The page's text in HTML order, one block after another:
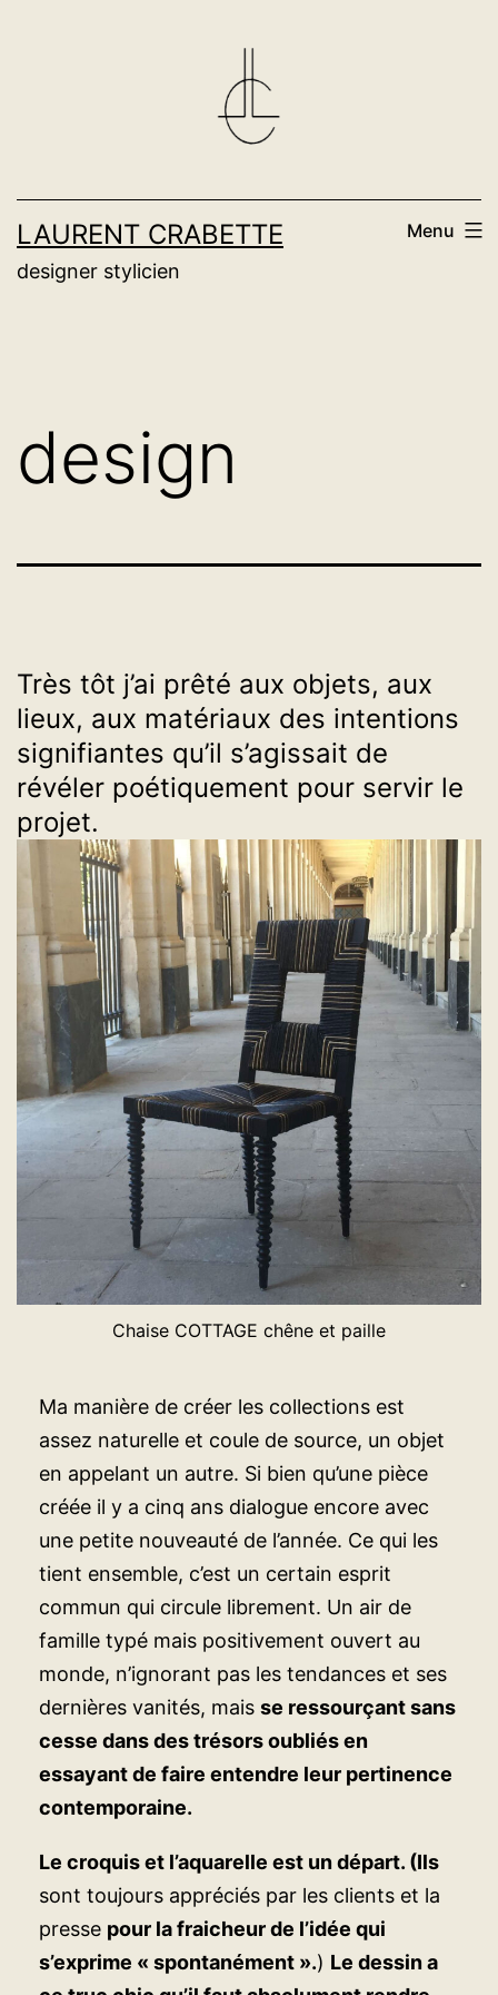
LAURENT CRABETTE
designer stylicien
Menu
design
Très tôt j’ai prêté aux objets, aux
lieux, aux matériaux des intentions
signifiantes qu’il s’agissait de
révéler poétiquement pour servir le
projet.
Chaise COTTAGE chêne et paille
Ma manière de créer les collections est
assez naturelle et coule de source, un objet
en appelant un autre. Si bien qu’une pièce
créée il y a cinq ans dialogue encore avec
une petite nouveauté de l’année. Ce qui les
tient ensemble, c’est un certain esprit
commun qui circule librement. Un air de
famille typé mais positivement ouvert au
monde, n’ignorant pas les tendances et ses
dernières vanités, mais se ressourçant sans
cesse dans des trésors oubliés en
essayant de faire entendre leur pertinence
contemporaine.
Le croquis et l’aquarelle est un départ. (Ils
sont toujours appréciés par les clients et la
presse pour la fraicheur de l’idée qui
s’exprime « spontanément ».) Le dessin a